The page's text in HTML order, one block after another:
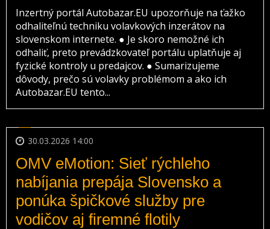
Inzertný portál Autobazar.EU upozorňuje na ťažko
odhaliteľnú techniku volavkových inzerátov na
slovenskom internete. ● Je skoro nemožné ich
odhaliť, preto prevádzkovateľ portálu uplatňuje aj
fyzické kontroly u predajcov. ● Sumarizujeme
dôvody, prečo sú volavky problémom a ako ich
Autobazar.EU tento...
30.03.2026 14:00
OMV eMotion: Sieť rýchleho
nabíjania prepája Slovensko a
ponúka špičkové služby pre
vodičov aj firemné flotily